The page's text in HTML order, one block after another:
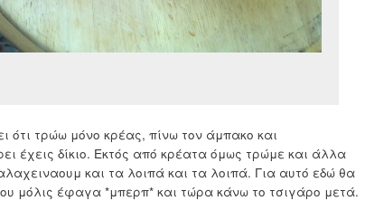
ότι τρώω μόνο κρέας, πίνω τον άμπακο και
έχεις δίκιο. Εκτός από κρέατα όμως τρώμε και άλλα
και τα λοιπά και τα λοιπά. Για αυτό εδώ θα
μόλις έφαγα *μπερπ* και τώρα κάνω το τσιγάρο μετά.